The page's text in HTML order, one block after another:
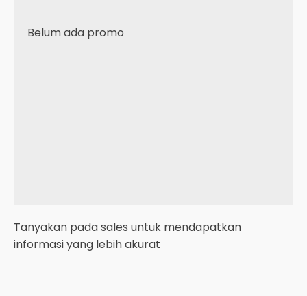
Belum ada promo
Tanyakan pada sales untuk mendapatkan
informasi yang lebih akurat